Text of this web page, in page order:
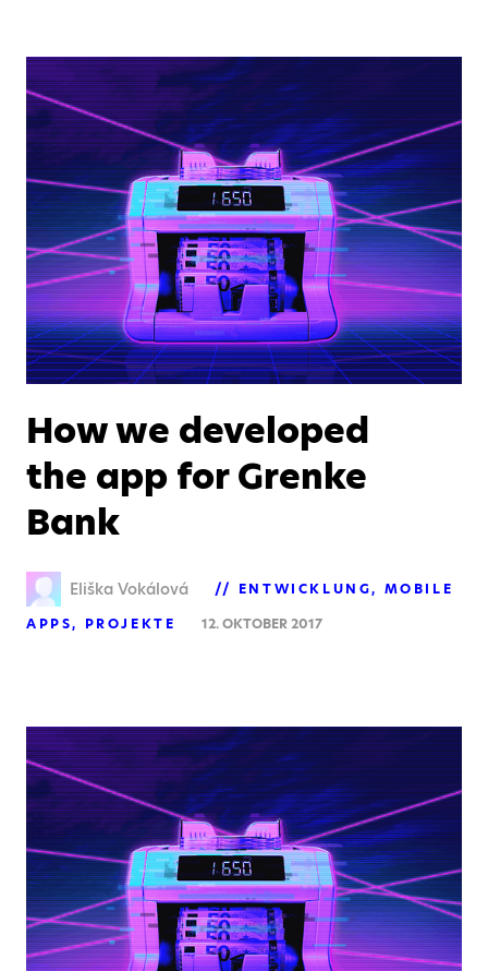
How we developed
the app for Grenke
Bank
Eliška Vokálová ENTWICKLUNG
MOBILE
APPS
PROJEKTE 12. OKTOBER 2017